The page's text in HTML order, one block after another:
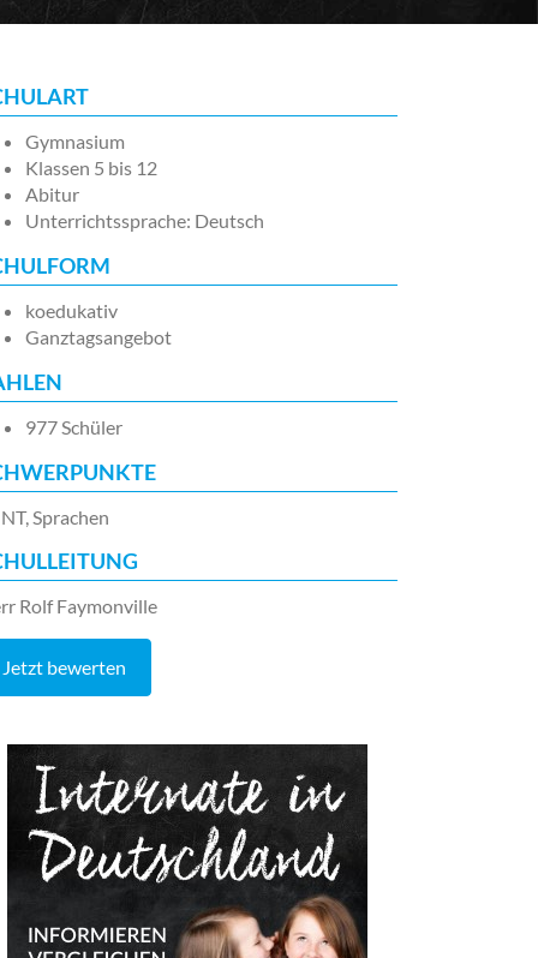
Gymnasium
Klassen 5 bis 12
Abitur
Unterrichtssprache: Deutsch
koedukativ
Ganztagsangebot
977 Schüler
Sprachen
Rolf Faymonville
Jetzt bewerten